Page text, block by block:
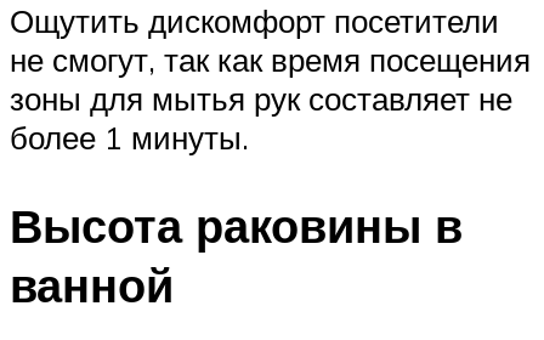
Ощутить дискомфорт посетители
не смогут, так как время посещения
зоны для мытья рук составляет не
более 1 минуты.
Высота раковины в
ванной